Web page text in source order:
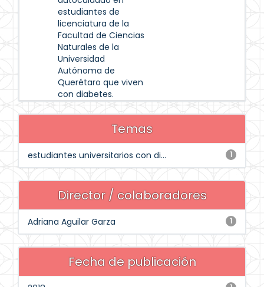
estudiantes de
licenciatura de la
Facultad de Ciencias
Naturales de la
Universidad
Autónoma de
Querétaro que viven
con diabetes.
Temas
1
estudiantes universitarios con di...
Director / colaboradores
1
Adriana Aguilar Garza
Fecha de publicación